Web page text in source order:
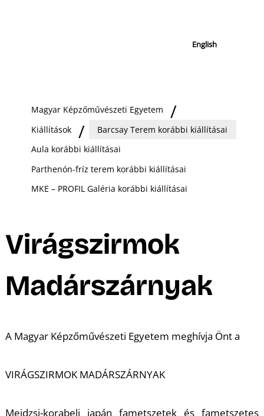
English
Magyar Képzőművészeti Egyetem
Kiállítások
Barcsay Terem korábbi kiállításai
Aula korábbi kiállításai
Parthenón-fríz terem korábbi kiállításai
MKE – PROFIL Galéria korábbi kiállításai
Virágszirmok
Madárszárnyak
A Magyar Képzőművészeti Egyetem meghívja Önt a
VIRÁGSZIRMOK MADÁRSZÁRNYAK
Meidzsi-korabeli japán fametszetek és fametszetes